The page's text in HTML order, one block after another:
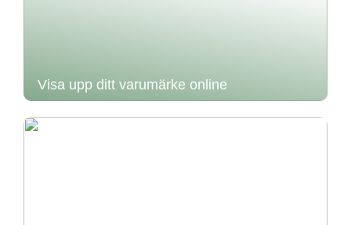
Visa upp ditt varumärke online